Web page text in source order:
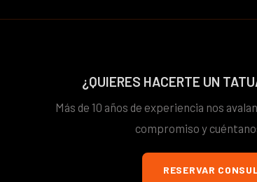
¿QUIERES HACERTE UN
Más de 10 años de experiencia nos
compromiso y
RESERVAR